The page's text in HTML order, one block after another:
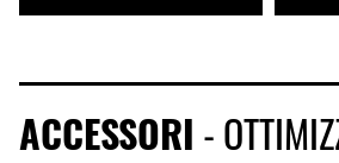
ACCESSORI -